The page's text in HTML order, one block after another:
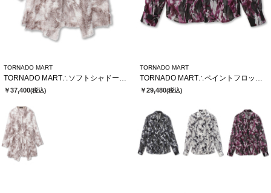
TORNADO MART
TORNADO MART∴ソフトシャドーカットJQロングカーデ
￥37,400(税込)
TORNADO MART
TORNADO MART∴ペイントフロッキーオーガンジーシャツ
￥29,480(税込)